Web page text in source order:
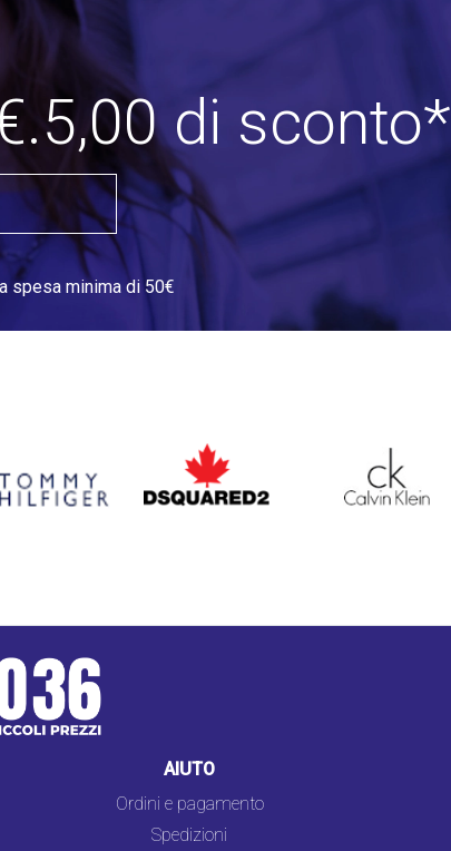
di sconto*
spesa minima di 50€
DSQUARED2 CALVIN KLEIN
AIUTO
Ordini e pagamento
Spedizioni